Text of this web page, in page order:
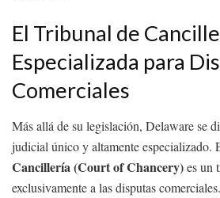
El Tribunal de
Especializada para
Comerciales
Más allá de su legislación, Delaware se
judicial único y altamente especializado.
Cancillería (Court of Chancery)es un
exclusivamente a las disputas